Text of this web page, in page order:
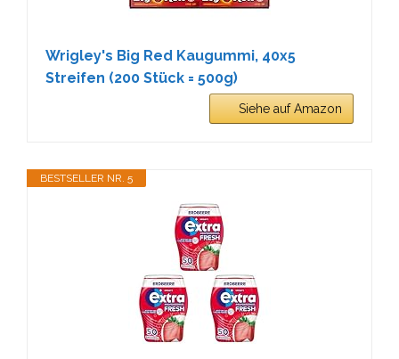
Wrigley's Big Red Kaugummi, 40x5
Streifen (200 Stück = 500g)
Siehe auf Amazon
BESTSELLER NR. 5